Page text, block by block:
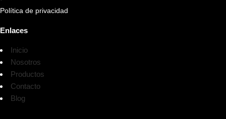
Política de privacidad
Enlaces
Inicio
Nosotros
Productos
Contacto
Blog